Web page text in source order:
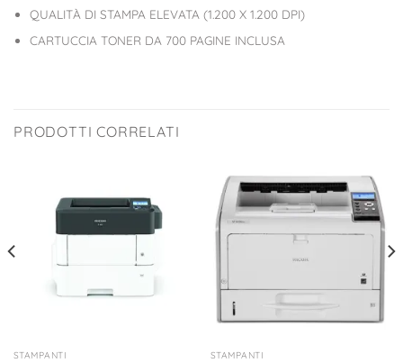
QUALITÀ DI STAMPA ELEVATA (1.200 X 1.200 DPI)
CARTUCCIA TONER DA 700 PAGINE INCLUSA
PRODOTTI CORRELATI
STAMPANTI STAMPANTI